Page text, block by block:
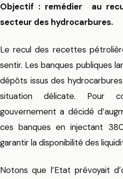
Objectif : remédier au
secteur des hydrocarbures.
Le recul des recettes
sentir. Les banques publiques
dépôts issus des
situation délicate. Pour
gouvernement a décidé
ces banques en injectant
garantir la disponibilité des
Notons que l’Etat prévoyait